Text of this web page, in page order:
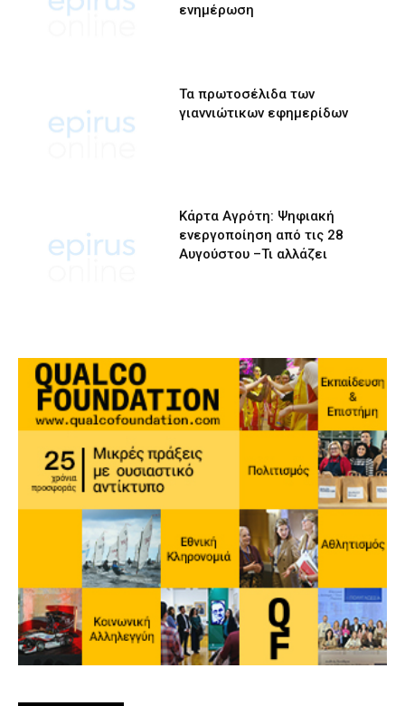
ενημέρωση
Τα πρωτοσέλιδα των
γιαννιώτικων εφημερίδων
Κάρτα Αγρότη: Ψηφιακή
ενεργοποίηση από τις 28
Αυγούστου –Τι αλλάζει